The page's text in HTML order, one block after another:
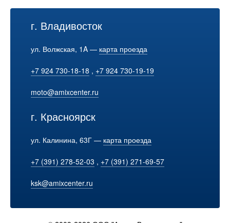
г. Владивосток
ул. Волжская, 1A — карта проезда
+7 924 730-18-18 , +7 924 730-19-19
moto@amixcenter.ru
г. Красноярск
ул. Калинина, 63Г — карта проезда
+7 (391) 278-52-03 , +7 (391) 271-69-57
ksk@amixcenter.ru